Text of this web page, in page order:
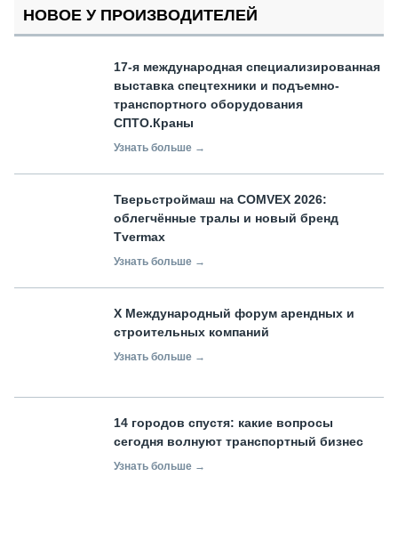
НОВОЕ У ПРОИЗВОДИТЕЛЕЙ
17-я международная специализированная
выставка спецтехники и подъемно-
транспортного оборудования
СПТО.Краны
Узнать больше →
Тверьстроймаш на COMVEX 2026:
облегчённые тралы и новый бренд
Tvermax
Узнать больше →
X Международный форум арендных и
строительных компаний
Узнать больше →
14 городов спустя: какие вопросы
сегодня волнуют транспортный бизнес
Узнать больше →